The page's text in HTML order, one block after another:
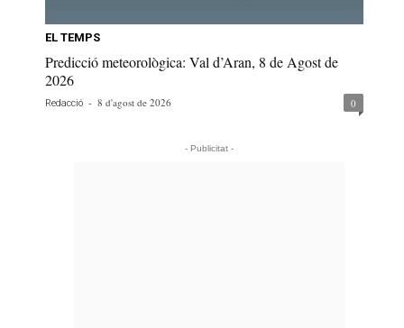
EL TEMPS
Predicció meteorològica: Val d’Aran, 8 de Agost de
2026
Redacció - 8 d'agost de 2026 0
- Publicitat -